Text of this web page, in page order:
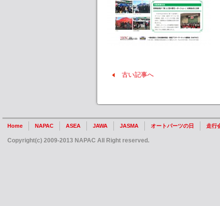
古い記事へ
Home NAPAC ASEA JAWA JASMA オートパーツの日 走行
Copyright(c) 2009-2013 NAPAC All Right reserved.